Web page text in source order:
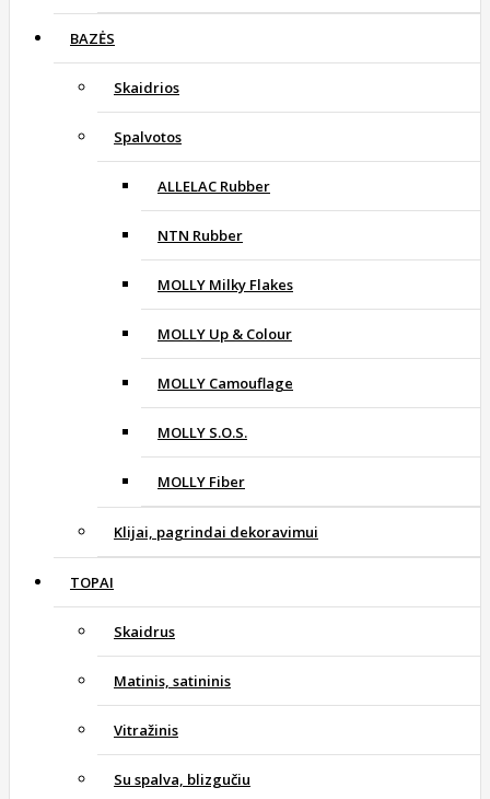
BAZĖS
Skaidrios
Spalvotos
ALLELAC Rubber
NTN Rubber
MOLLY Milky Flakes
MOLLY Up & Colour
MOLLY Camouflage
MOLLY S.O.S.
MOLLY Fiber
Klijai, pagrindai dekoravimui
TOPAI
Skaidrus
Matinis, satininis
Vitražinis
Su spalva, blizgučiu